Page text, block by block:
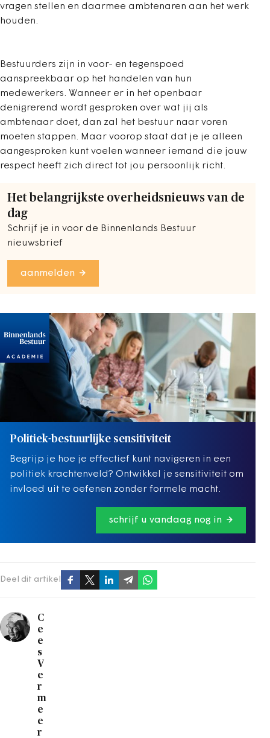
vragen stellen en daarmee ambtenaren aan het werk
houden.
Bestuurders zijn in voor- en tegenspoed
aanspreekbaar op het handelen van hun
medewerkers. Wanneer er in het openbaar
denigrerend wordt gesproken over wat jij als
ambtenaar doet, dan zal het bestuur naar voren
moeten stappen. Maar voorop staat dat je je alleen
aangesproken kunt voelen wanneer iemand die jouw
respect heeft zich direct tot jou persoonlijk richt.
Het belangrijkste overheidsnieuws van de
dag
Schrijf je in voor de Binnenlands Bestuur
nieuwsbrief
aanmelden
Politiek-bestuurlijke sensitiviteit
Begrijp je hoe je effectief kunt navigeren in een
politiek krachtenveld? Ontwikkel je sensitiviteit om
invloed uit te oefenen zonder formele macht.
schrijf u vandaag nog in
Deel dit artikel
C
e
e
s
V
e
r
m
e
e
r